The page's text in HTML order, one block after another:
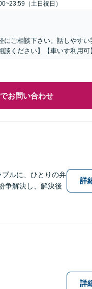
（土日祝日）
にご相談下さい。話しやすい
ください】【車いす利用可
お問い合わせ
ブルに、ひとりの弁
争解決し、解決後
詳
詳